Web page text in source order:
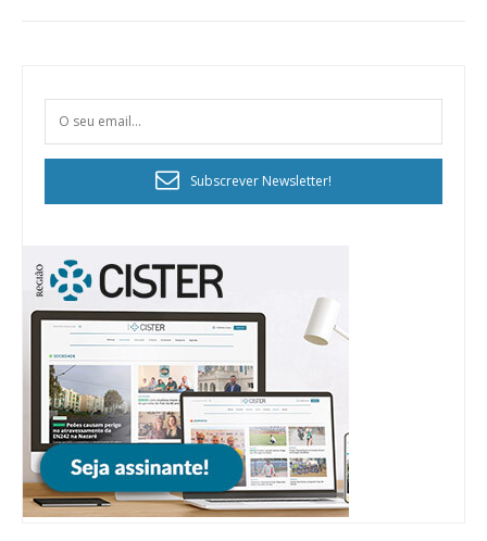
Subscrever Newsletter!